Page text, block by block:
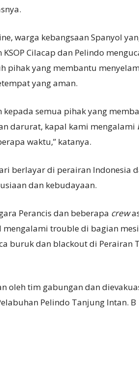
warga kebangsaan Spanyol
Cilacap dan Pelindo
pihak yang membantu
yang aman.
semua pihak yang
darurat, kapal kami mengalami
waktu,” katanya.
berlayar di perairan Indonesia
dan kebudayaan.
Perancis dan beberapa crew
trouble di bagian
buruk dan blackout di Perairan
oleh tim gabungan dan
Pelindo Tanjung Intan. B